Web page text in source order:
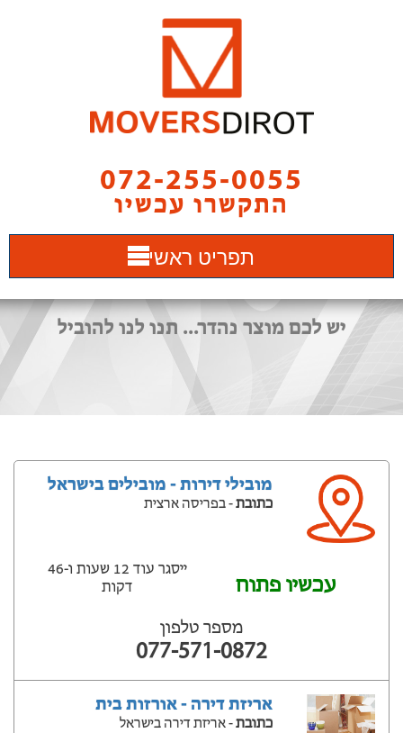
072-255-0055
התקשרו עכשיו
תפריט ראשי
יש לכם מוצר נהדר... תנו לנו להוביל
מובילי דירות - מובילים בישראל
כתובת- בפריסה ארצית
עכשיו פתוח
ייסגר עוד 12 שעות ‫ו-46
דקות
מספר טלפון
077-571-0872
אריזת דירה - אורזות בית
כתובת- אריזת דירה בישראל